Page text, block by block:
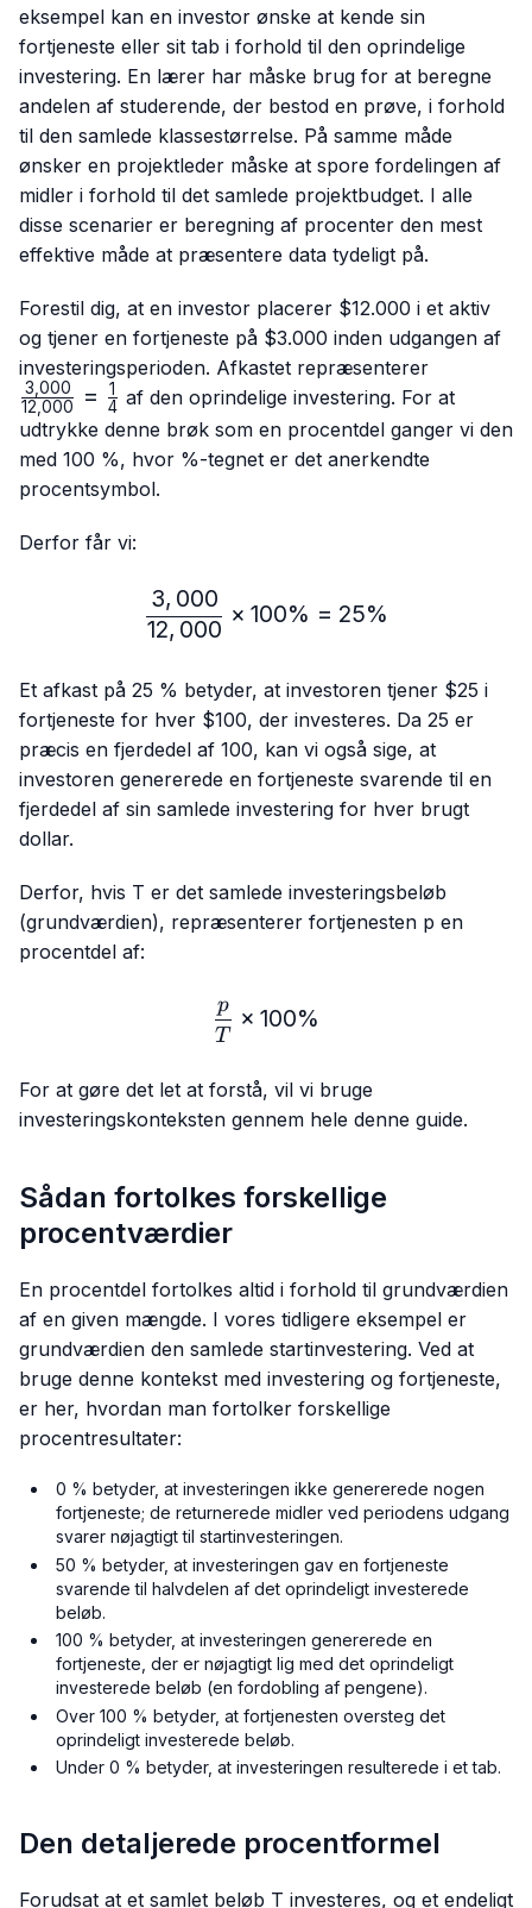
eksempel kan en investor ønske at kende sin
fortjeneste eller sit tab i forhold til den oprindelige
investering. En lærer har måske brug for at beregne
andelen af studerende, der bestod en prøve, i forhold
til den samlede klassestørrelse. På samme måde
ønsker en projektleder måske at spore fordelingen af
midler i forhold til det samlede projektbudget. I alle
disse scenarier er beregning af procenter den mest
effektive måde at præsentere data tydeligt på.
Forestil dig, at en investor placerer $12.000 i et aktiv
og tjener en fortjeneste på $3.000 inden udgangen af
investeringsperioden. Afkastet repræsenterer
{4}
12 ,000
3,000 = 4
1
af den oprindelige investering. For at
udtrykke denne brøk som en procentdel ganger vi den
med 100 %, hvor %-tegnet er det anerkendte
procentsymbol.
Derfor får vi:
\frac{3,000}{12,000} ×
12, 000
3, 000
× 100% = 25%
Et afkast på 25 % betyder, at investoren tjener $25 i
fortjeneste for hver $100, der investeres. Da 25 er
præcis en fjerdedel af 100, kan vi også sige, at
investoren genererede en fortjeneste svarende til en
fjerdedel af sin samlede investering for hver brugt
dollar.
Derfor, hvis T er det samlede investeringsbeløb
(grundværdien), repræsenterer fortjenesten p en
procentdel af:
\frac{p}{T} × 100\%
T
p × 100%
For at gøre det let at forstå, vil vi bruge
investeringskonteksten gennem hele denne guide.
Sådan fortolkes forskellige
procentværdier
En procentdel fortolkes altid i forhold til grundværdien
af en given mængde. I vores tidligere eksempel er
grundværdien den samlede startinvestering. Ved at
bruge denne kontekst med investering og fortjeneste,
er her, hvordan man fortolker forskellige
procentresultater:
0 % betyder, at investeringen ikke genererede nogen
fortjeneste; de returnerede midler ved periodens udgang
svarer nøjagtigt til startinvesteringen.
50 % betyder, at investeringen gav en fortjeneste
svarende til halvdelen af det oprindeligt investerede
beløb.
100 % betyder, at investeringen genererede en
fortjeneste, der er nøjagtigt lig med det oprindeligt
investerede beløb (en fordobling af pengene).
Over 100 % betyder, at fortjenesten oversteg det
oprindeligt investerede beløb.
Under 0 % betyder, at investeringen resulterede i et tab.
Den detaljerede procentformel
Forudsat at et samlet beløb T investeres, og et endeligt